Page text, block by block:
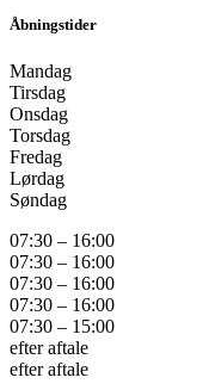
Åbningstider
Mandag
Tirsdag
Onsdag
Torsdag
Fredag
Lørdag
Søndag
07:30 – 16:00
07:30 – 16:00
07:30 – 16:00
07:30 – 16:00
07:30 – 15:00
efter aftale
efter aftale